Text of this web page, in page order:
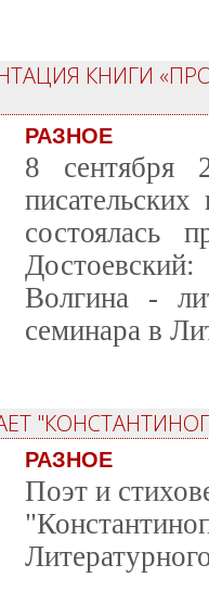
КНИГИ
РАЗНОЕ
8 сентября
состоялась
Волгина -
семинара в
РАЗНОЕ
Поэт и